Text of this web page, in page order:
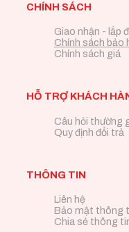
CHÍNH SÁCH
Giao nhận - lắp
Chính sách bảo
Chính sách giá
HỖ TRỢ KHÁCH
Câu hỏi thường
Quy định đổi trả
THÔNG TIN
Liên hệ
Bảo mật thông
Chia sẻ thông